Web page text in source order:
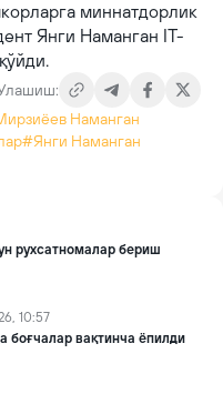
миннатдорлик
Янги Наманган IT-
Наманган
#Янги Наманган
рухсатномалар бериш
10:57
боғчалар вақтинча ёпилди